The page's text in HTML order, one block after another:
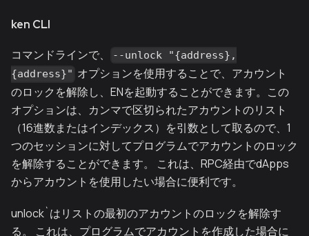
ken CLI
コマンドラインで、
--unlock "{address},
{address}" オプションを使用することで、アカウント
のロックを解除し、ENを起動することができます。この
オプションは、カンマで区切られたアカウントのリスト
（16進数またはインデックス）を引数として取るので、1
つのセッションに対してプログラムでアカウントのロック
を解除することができます。 これは、RPC経由でdApps
からアカウントを使用したい場合に便利です。
unlock`はリストの最初のアカウントのロックを解除す
る。 これは、プログラムでアカウントを作成した場合に